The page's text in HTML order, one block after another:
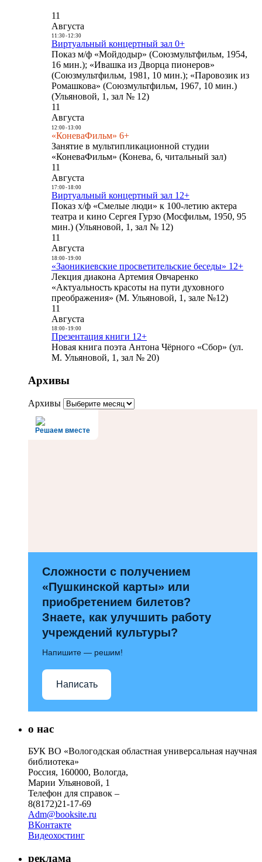
11
Августа
11:30- 12:30
Виртуальный концертный зал 0+
Показ м/ф «Мойдодыр» (Союзмультфильм, 1954,
16 мин.); «Ивашка из Дворца пионеров»
(Союзмультфильм, 1981, 10 мин.); «Паровозик из
Ромашкова» (Союзмультфильм, 1967, 10 мин.)
(Ульяновой, 1, зал № 12)
11
Августа
12:00- 13:00
«КоневаФильм» 6+
Занятие в мультипликационной студии
«КоневаФильм» (Конева, 6, читальный зал)
11
Августа
17:00- 18:00
Виртуальный концертный зал 12+
Показ х/ф «Смелые люди» к 100-летию актера
театра и кино Сергея Гурзо (Мосфильм, 1950, 95
мин.) (Ульяновой, 1, зал № 12)
11
Августа
18:00- 19:00
«Заоникиевские просветительские беседы» 12+
Лекция диакона Артемия Овчаренко
«Актуальность красоты на пути духовного
преображения» (М. Ульяновой, 1, зале №12)
11
Августа
18:00- 19:00
Презентация книги 12+
Новая книга поэта Антона Чёрного «Сбор» (ул.
М. Ульяновой, 1, зал № 20)
Архивы
Архивы
Решаем вместе
Сложности с получением
«Пушкинской карты» или
приобретением билетов?
Знаете, как улучшить работу
учреждений культуры?
Напишите — решим!
Написать
о нас
БУК ВО «Вологодская областная универсальная научная
библиотека»
Россия, 160000, Вологда,
Марии Ульяновой, 1
Телефон для справок –
8(8172)21-17-69
Adm@booksite.ru
ВКонтакте
Видеохостинг
реклама